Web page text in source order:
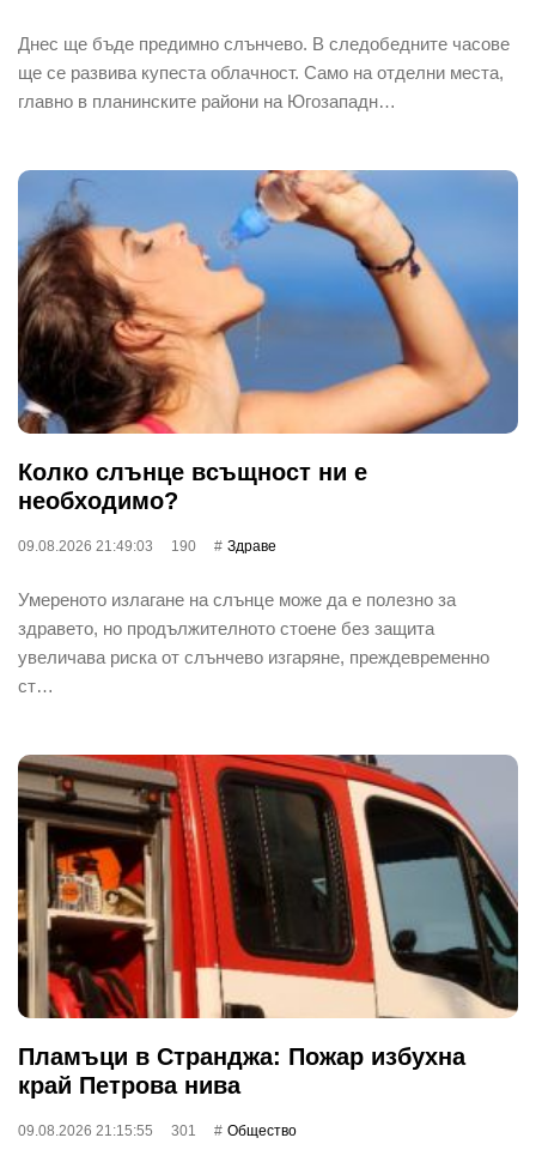
Днес ще бъде предимно слънчево. В следобедните часове
ще се развива купеста облачност. Само на отделни места,
главно в планинските райони на Югозападн…
Колко слънце всъщност ни е
необходимо?
09.08.2026 21:49:03 190 Здраве
Умереното излагане на слънце може да е полезно за
здравето, но продължителното стоене без защита
увеличава риска от слънчево изгаряне, преждевременно
ст…
Пламъци в Странджа: Пожар избухна
край Петрова нива
09.08.2026 21:15:55 301 Общество